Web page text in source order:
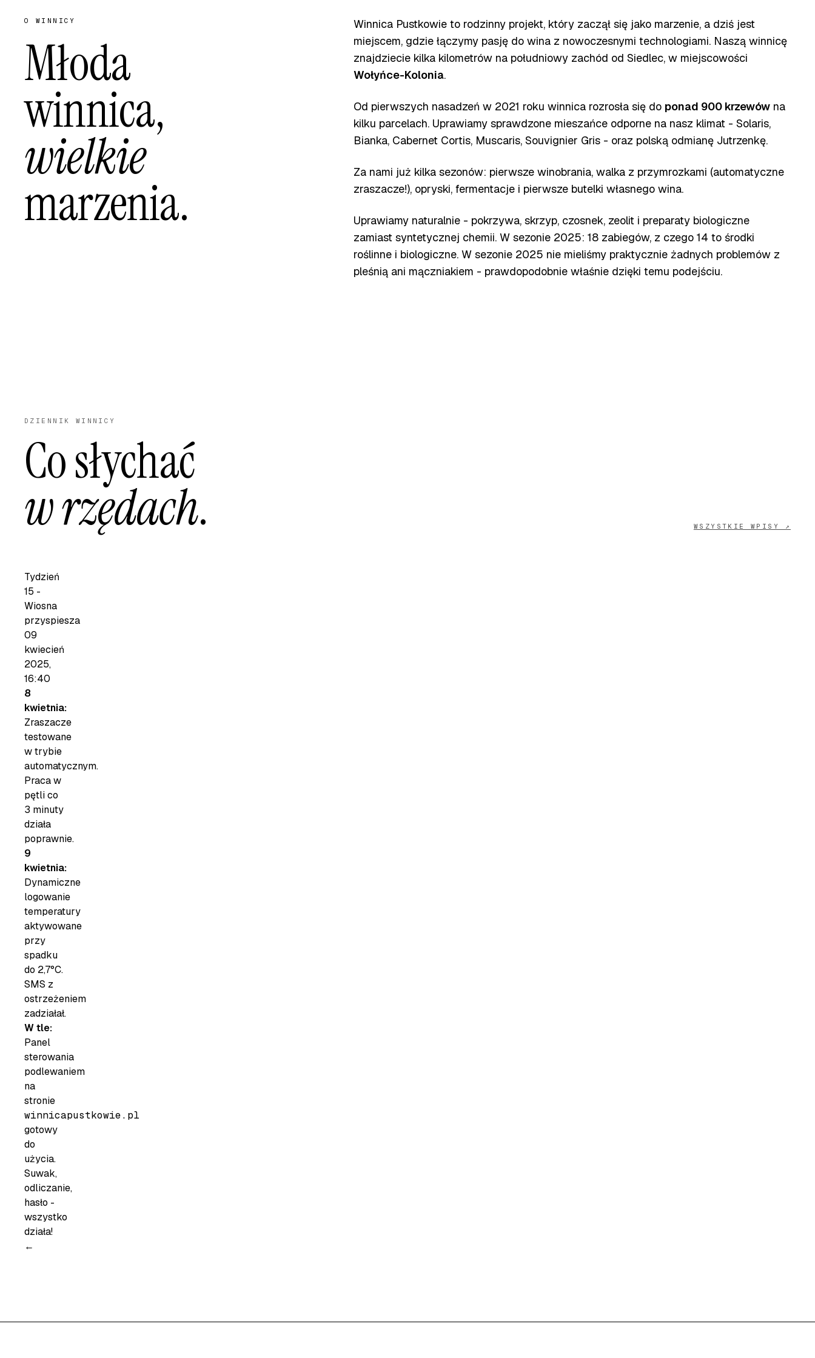
O WINNICY
Młoda
winnica,
wielkie
marzenia.
Winnica Pustkowie to rodzinny projekt, który zaczął się jako marzenie, a dziś jest
miejscem, gdzie łączymy pasję do wina z nowoczesnymi technologiami. Naszą winnicę
znajdziecie kilka kilometrów na południowy zachód od Siedlec, w miejscowości
Wołyńce-Kolonia.
Od pierwszych nasadzeń w 2021 roku winnica rozrosła się do ponad 900 krzewów na
kilku parcelach. Uprawiamy sprawdzone mieszańce odporne na nasz klimat - Solaris,
Bianka, Cabernet Cortis, Muscaris, Souvignier Gris - oraz polską odmianę Jutrzenkę.
Za nami już kilka sezonów: pierwsze winobrania, walka z przymrozkami (automatyczne
zraszacze!), opryski, fermentacje i pierwsze butelki własnego wina.
Uprawiamy naturalnie - pokrzywa, skrzyp, czosnek, zeolit i preparaty biologiczne
zamiast syntetycznej chemii. W sezonie 2025: 18 zabiegów, z czego 14 to środki
roślinne i biologiczne. W sezonie 2025 nie mieliśmy praktycznie żadnych problemów z
pleśnią ani mączniakiem - prawdopodobnie właśnie dzięki temu podejściu.
DZIENNIK WINNICY
Co słychać
w rzędach. WSZYSTKIE WPISY ↗
Tydzień
15 -
Wiosna
przyspiesza
09
kwiecień
2025,
16:40
8
kwietnia:
Zraszacze
testowane
w trybie
automatycznym.
Praca w
pętli co
3 minuty
działa
poprawnie.
9
kwietnia:
Dynamiczne
logowanie
temperatury
aktywowane
przy
spadku
do 2,7°C.
SMS z
ostrzeżeniem
zadziałał.
W tle:
Panel
sterowania
podlewaniem
na
stronie
winnicapustkowie.pl
gotowy
do
użycia.
Suwak,
odliczanie,
hasło -
wszystko
działa!
←